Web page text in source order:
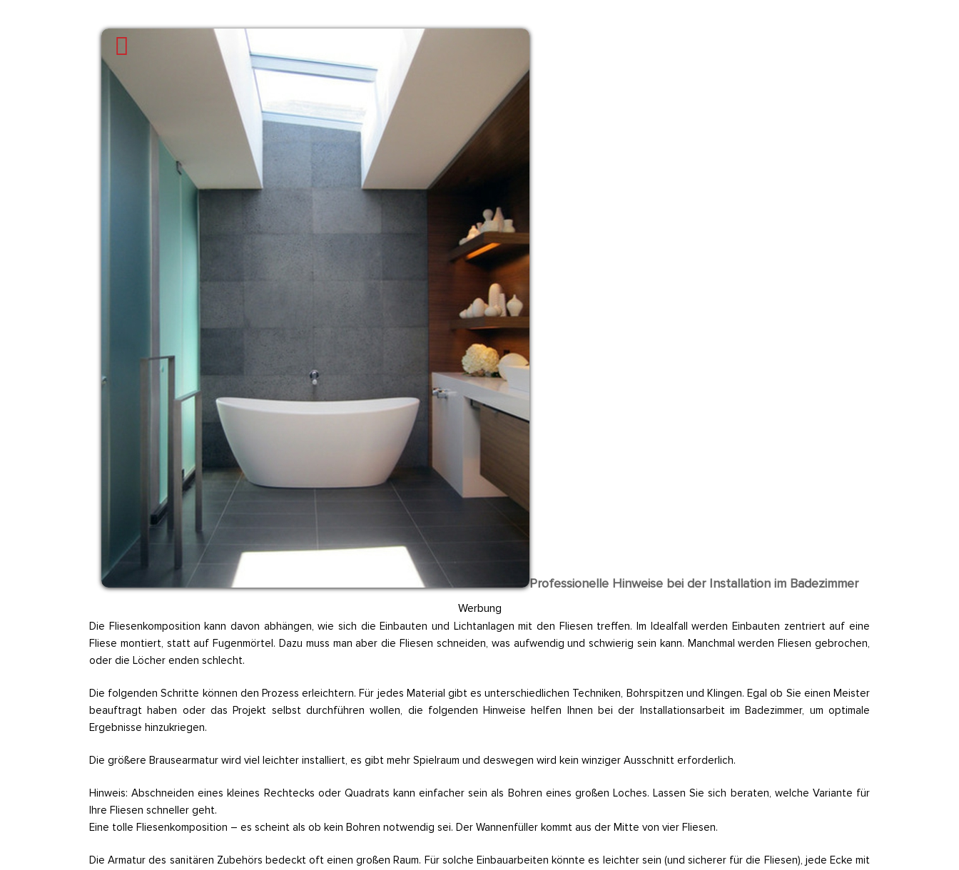
Professionelle Hinweise bei der Installation im Badezimmer
Werbung
Die Fliesenkomposition kann davon abhängen, wie sich die Einbauten und Lichtanlagen mit den Fliesen treffen. Im Idealfall werden Einbauten zentriert auf eine
Fliese montiert, statt auf Fugenmörtel. Dazu muss man aber die Fliesen schneiden, was aufwendig und schwierig sein kann. Manchmal werden Fliesen gebrochen,
oder die Löcher enden schlecht.
Die folgenden Schritte können den Prozess erleichtern. Für jedes Material gibt es unterschiedlichen Techniken, Bohrspitzen und Klingen. Egal ob Sie einen Meister
beauftragt haben oder das Projekt selbst durchführen wollen, die folgenden Hinweise helfen Ihnen bei der Installationsarbeit im Badezimmer, um optimale
Ergebnisse hinzukriegen.
Die größere Brausearmatur wird viel leichter installiert, es gibt mehr Spielraum und deswegen wird kein winziger Ausschnitt erforderlich.
Hinweis: Abschneiden eines kleines Rechtecks oder Quadrats kann einfacher sein als Bohren eines großen Loches. Lassen Sie sich beraten, welche Variante für
Ihre Fliesen schneller geht.
Eine tolle Fliesenkomposition – es scheint als ob kein Bohren notwendig sei. Der Wannenfüller kommt aus der Mitte von vier Fliesen.
Die Armatur des sanitären Zubehörs bedeckt oft einen großen Raum. Für solche Einbauarbeiten könnte es leichter sein (und sicherer für die Fliesen), jede Ecke mit